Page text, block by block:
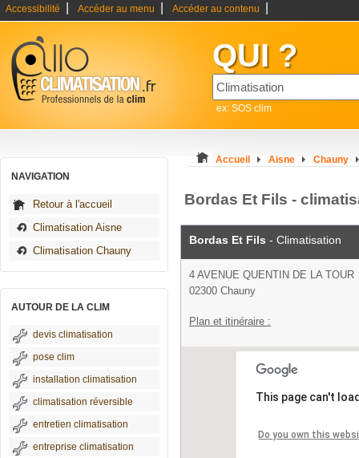
Accessibilité Accéder au menu Accéder au contenu
QUI ?
ex: SOS clim
NAVIGATION
Retour à l'accueil
Climatisation Aisne
Climatisation Chauny
AUTOUR DE LA CLIM
devis climatisation
pose clim
installation climatisation
climatisation réversible
entretien climatisation
entreprise climatisation
Accueil Aisne Chauny
Bordas Et Fils -
Bordas Et Fils - Climatisation
4 AVENUE QUENTIN DE LA TOUR
02300 Chauny
Plan et itinéraire :
This page can't
Do you own this